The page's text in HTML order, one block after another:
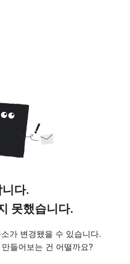
다.
못했습니다.
가 변경됐을 수 있습니다.
들어보는 건 어떨까요?